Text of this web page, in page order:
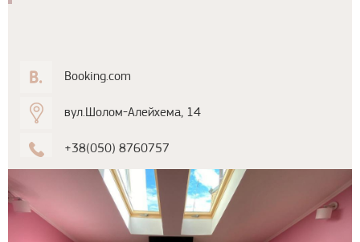
Booking.com
вул.Шолом-Алейхема, 14
+38(050) 8760757